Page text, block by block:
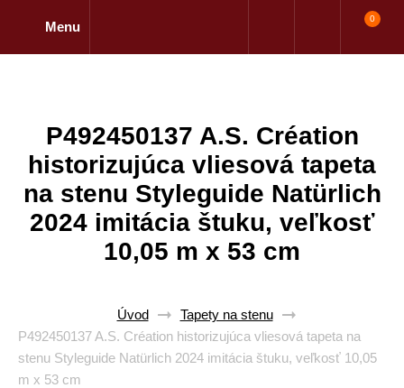
Menu
0
P492450137 A.S. Création
historizujúca vliesová tapeta
na stenu Styleguide Natürlich
2024 imitácia štuku, veľkosť
10,05 m x 53 cm
Úvod
Tapety na stenu
P492450137 A.S. Création historizujúca vliesová tapeta na
stenu Styleguide Natürlich 2024 imitácia štuku, veľkosť 10,05
m x 53 cm